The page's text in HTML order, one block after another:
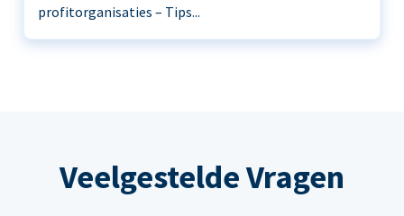
profitorganisaties – Tips...
Veelgestelde Vragen